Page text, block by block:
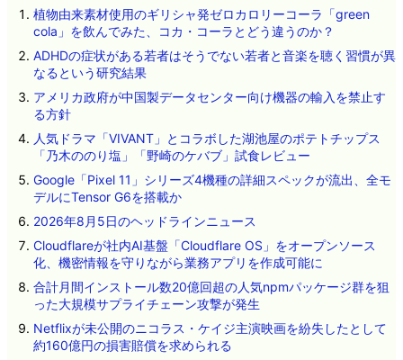
植物由来素材使用のギリシャ発ゼロカロリーコーラ「green
cola」を飲んでみた、コカ・コーラとどう違うのか？
ADHDの症状がある若者はそうでない若者と音楽を聴く習慣が異
なるという研究結果
アメリカ政府が中国製データセンター向け機器の輸入を禁止す
る方針
人気ドラマ「VIVANT」とコラボした湖池屋のポテトチップス
「乃木ののり塩」「野崎のケバブ」試食レビュー
Google「Pixel 11」シリーズ4機種の詳細スペックが流出、全モ
デルにTensor G6を搭載か
2026年8月5日のヘッドラインニュース
Cloudflareが社内AI基盤「Cloudflare OS」をオープンソース
化、機密情報を守りながら業務アプリを作成可能に
合計月間インストール数20億回超の人気npmパッケージ群を狙
った大規模サプライチェーン攻撃が発生
Netflixが未公開のニコラス・ケイジ主演映画を紛失したとして
約160億円の損害賠償を求められる